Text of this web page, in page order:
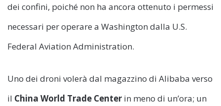
dei confini, poiché non ha ancora ottenuto i permessi
necessari per operare a Washington dalla U.S.
Federal Aviation Administration.
Uno dei droni volerà dal magazzino di Alibaba verso
il China World Trade Center in meno di un’ora; un